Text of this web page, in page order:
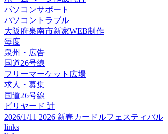
パソコンサポート
パソコントラブル
大阪府泉南市新家WEB制作
毎度
泉州・広告
国道26号線
フリーマーケット広場
求人・募集
国道26号線
ビリヤード 辻
2026/1/11 2026 新春カードルフェスティバル
links